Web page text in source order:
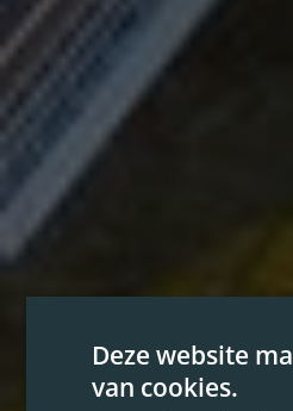
Deze website
van cookies.